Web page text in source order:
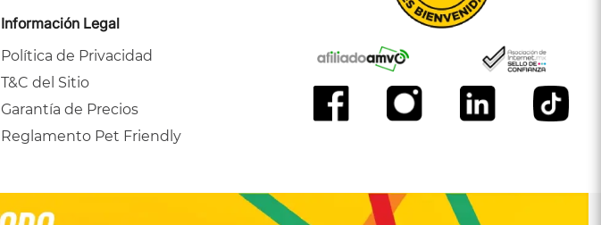
Información Legal
Política de Privacidad
T&C del Sitio
Garantía de Precios
Reglamento Pet Friendly